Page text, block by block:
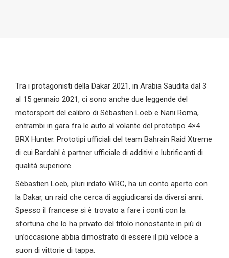
Tra i protagonisti della Dakar 2021, in Arabia Saudita dal 3
al 15 gennaio 2021, ci sono anche due leggende del
motorsport del calibro di Sébastien Loeb e Nani Roma,
entrambi in gara fra le auto al volante del prototipo 4×4
BRX Hunter. Prototipi ufficiali del team Bahrain Raid Xtreme
di cui Bardahl è partner ufficiale di additivi e lubrificanti di
qualità superiore.
Sébastien Loeb, pluri irdato WRC, ha un conto aperto con
la Dakar, un raid che cerca di aggiudicarsi da diversi anni.
Spesso il francese si è trovato a fare i conti con la
sfortuna che lo ha privato del titolo nonostante in più di
un’occasione abbia dimostrato di essere il più veloce a
suon di vittorie di tappa.